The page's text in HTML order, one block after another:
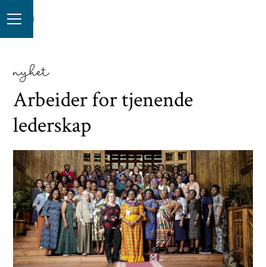
nyhet
Arbeider for tjenende
lederskap